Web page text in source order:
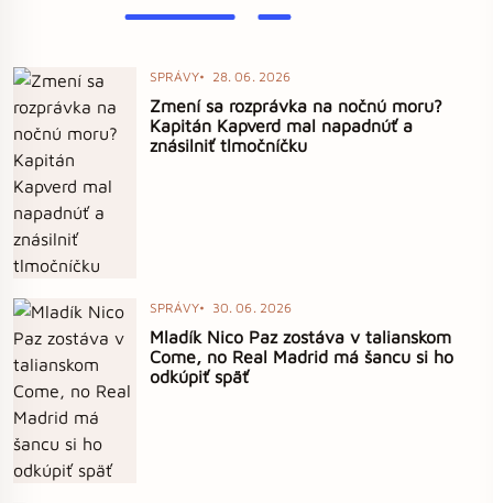
SPRÁVY 28. 06. 2026
Zmení sa rozprávka na nočnú moru?
Kapitán Kapverd mal napadnúť a
znásilniť tlmočníčku
SPRÁVY 30. 06. 2026
Mladík Nico Paz zostáva v talianskom
Come, no Real Madrid má šancu si ho
odkúpiť späť